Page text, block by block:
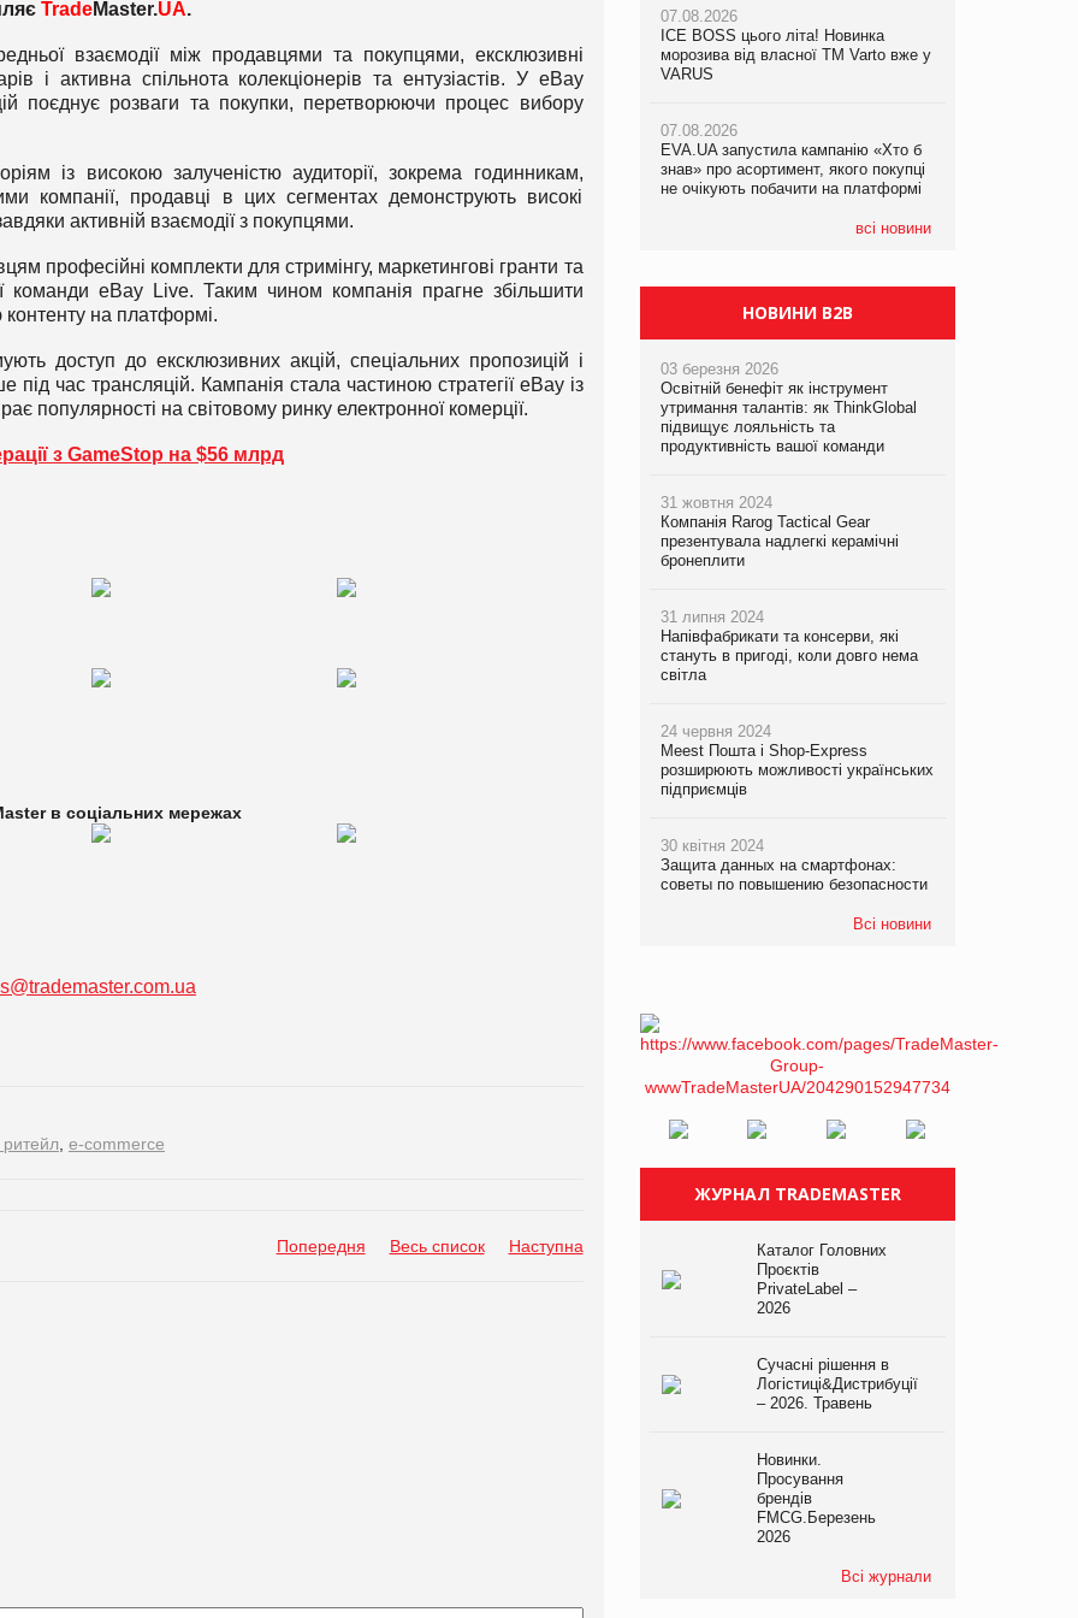
TradeMaster.UA.
взаємодії між продавцями та покупцями, ексклюзивні
і активна спільнота колекціонерів та ентузіастів. У eBay
поєднує розваги та покупки, перетворюючи процес вибору
із високою залученістю аудиторії, зокрема годинникам,
компанії, продавці в цих сегментах демонструють високі
активній взаємодії з покупцями.
професійні комплекти для стримінгу, маркетингові гранти та
команди eBay Live. Таким чином компанія прагне збільшити
контенту на платформі.
доступ до ексклюзивних акцій, спеціальних пропозицій і
під час трансляцій. Кампанія стала частиною стратегії eBay із
популярності на світовому ринку електронної комерції.
з GameStop на $56 млрд
в соціальних мережах
e-commerce
Попередня Весь список Наступна
07.08.2026
ICE BOSS цього літа! Новинка
морозива від власної ТМ Varto вже у
VARUS
07.08.2026
EVA.UA запустила кампанію «Хто б
знав» про асортимент, якого покупці
не очікують побачити на платформі
всі новини
07.08.2026
Франція заборонила рекламні дзвінки
07.08.2026
Франція заборонила рекламні дзвінки
НОВИНИ B2B
03 березня 2026
Освітній бенефіт як інструмент
утримання талантів: як ThinkGlobal
підвищує лояльність та
продуктивність вашої команди
31 жовтня 2024
Компанія Rarog Tactical Gear
презентувала надлегкі керамічні
бронеплити
31 липня 2024
Напівфабрикати та консерви, які
стануть в пригоді, коли довго нема
світла
24 червня 2024
Meest Пошта і Shop-Express
розширюють можливості українських
підприємців
30 квітня 2024
Защита данных на смартфонах:
советы по повышению безопасности
Всі новини
ЖУРНАЛ TRADEMASTER
Каталог Головних
Проєктів
PrivateLabel –
2026
Сучасні рішення в
Логістиці&Дистрибуції
– 2026. Травень
Новинки.
Просування
брендів
FMCG.Березень
2026
Всі журнали